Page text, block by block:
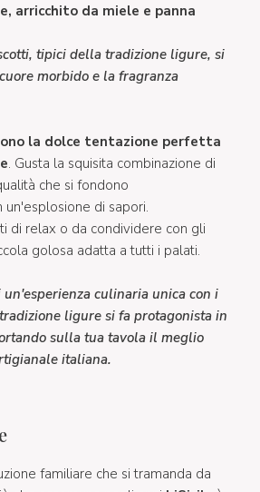
arricchito da miele e panna
tipici della tradizione ligure, si
morbido e la fragranza
la dolce tentazione perfetta
. Gusta la squisita combinazione di
che si fondono
un'esplosione di sapori.
di relax o da condividere con gli
golosa adatta a tutti i palati.
culinaria unica con i
ligure si fa protagonista in
sulla tua tavola il meglio
italiana.
familiare che si tramanda da